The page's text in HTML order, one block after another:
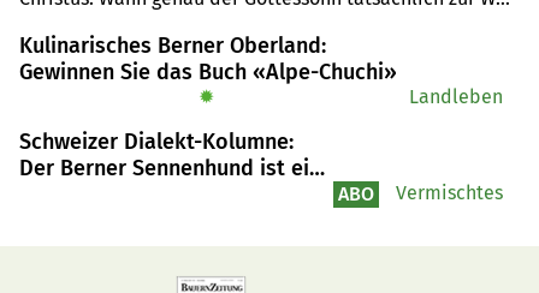
Feiertag auf den 25. Dezember gelegt, weiss der
reformierte Pfarrer Ueli Burkhalter.
Kulinarisches Berner Oberland:
Gewinnen Sie das Buch «Alpe-Chuchi»
✹ Landleben
Schweizer Dialekt-Kolumne:
Der Berner Sennenhund ist ein
ABO Vermischtes